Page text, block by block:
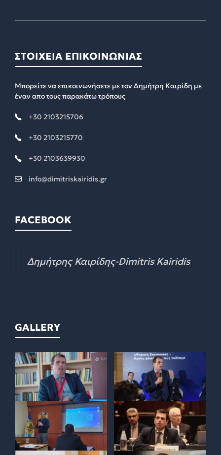
ΣΤΟΙΧΕΙΑ ΕΠΙΚΟΙΝΩΝΙΑΣ
Μπορείτε να επικοινωνήσετε με τον Δημήτρη Καιρίδη με
έναν απο τους παρακάτω τρόπους
+30 2103215706
+30 2103215770
+30 2103639930
info@dimitriskairidis.gr
FACEBOOK
Δημήτρης Καιρίδης-Dimitris Kairidis
GALLERY